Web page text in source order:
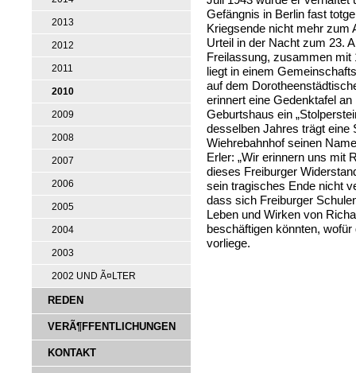
2013
2012
2011
2010
2009
2008
2007
2006
2005
2004
2003
2002 UND Ã¤LTER
REDEN
VERÃ¶FFENTLICHUNGEN
KONTAKT
Gefängnis in Berlin fast
Kriegsende nicht mehr zum
Urteil in der Nacht zum 23.
Freilassung, zusammen mit
liegt in einem
auf dem
erinnert eine Gedenktafel
Geburtshaus ein
desselben Jahres trägt eine
Wiehrebahnhof seinen
Erler: „Wir erinnern uns mit
dieses Freiburger
sein tragisches Ende nicht
dass sich Freiburger
Leben und Wirken von
beschäftigen könnten,
vorliege.